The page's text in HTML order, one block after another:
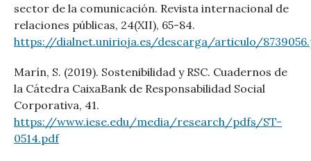
sector de la comunicación. Revista internacional de
relaciones públicas, 24(XII), 65-84.
https://dialnet.unirioja.es/descarga/articulo/
Marín, S. (2019). Sostenibilidad y RSC. Cuadernos de
la Cátedra CaixaBank de Responsabilidad Social
Corporativa, 41.
https://www.iese.edu/media/research/pdfs/ST-
0514.pdf